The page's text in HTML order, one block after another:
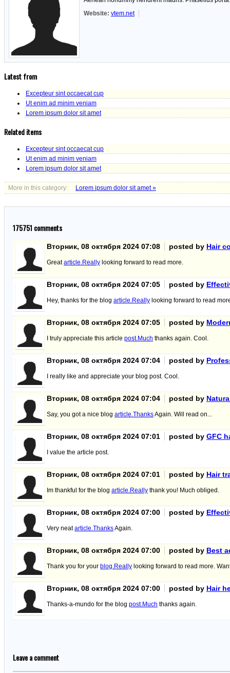
Website: vtem.net
Latest from
Excepteur sint occaecat cup
Ut enim ad minim veniam
Lorem ipsum dolor sit amet
Related items
Excepteur sint occaecat cup
Ut enim ad minim veniam
Lorem ipsum dolor sit amet
More in this category: Lorem ipsum dolor sit amet »
175751 comments
Вторник, 08 октября 2024 07:08 posted by Hair
Greatarticle.Really looking forward to read more.
Вторник, 08 октября 2024 07:05 posted by
Hey, thanks for the blog article.Really looking forward to read
Вторник, 08 октября 2024 07:05 posted by
I truly appreciate this article post.Much thanks again. Cool.
Вторник, 08 октября 2024 07:04 posted by
I really like and appreciate your blog post. Cool.
Вторник, 08 октября 2024 07:04 posted by
Say, you got a nice blog article.ThanksAgain. Will read on...
Вторник, 08 октября 2024 07:01 posted by GFC
I value the article post.
Вторник, 08 октября 2024 07:01 posted by Hair
Im thankful for the blog article.Really thank you! Much obliged.
Вторник, 08 октября 2024 07:00 posted by
Very neatarticle.ThanksAgain.
Вторник, 08 октября 2024 07:00 posted by Best
Thank you for your blog.Really looking forward to read more.
Вторник, 08 октября 2024 07:00 posted by Hair
Thanks-a-mundo for the blog post.Much thanks again.
Leave a comment